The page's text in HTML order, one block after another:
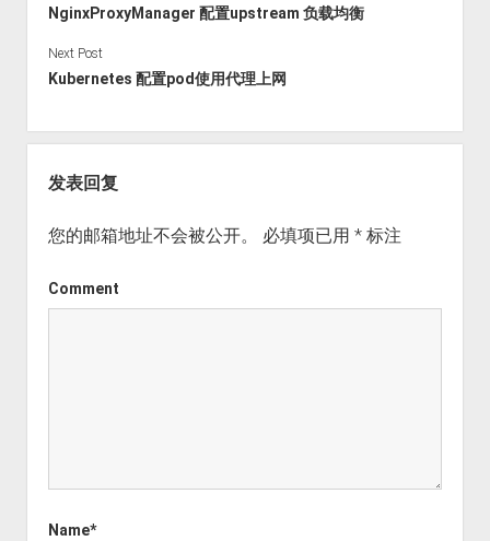
NginxProxyManager 配置upstream 负载均衡
Next Post
Kubernetes 配置pod使用代理上网
发表回复
您的邮箱地址不会被公开。 必填项已用 *标注
Comment
Name*